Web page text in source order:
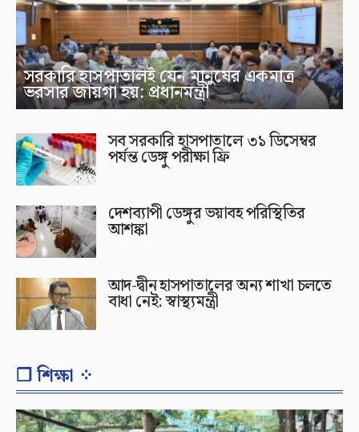
সরকারি হাসপাতালই যেন মানুষের একমাত্র
ভরসার জায়গা হয়: প্রধানমন্ত্রী
সব সরকারি হাসপাতালে ৩১ ডিসেম্বর
পর্যন্ত ডেঙ্গু পরীক্ষা ফ্রি
দেশব্যাপী ডেঙ্গুর ভয়াবহ পরিস্থিতির
আশঙ্কা
আদ-দ্বীন হাসপাতালের অন্য শাখা চলতে
বাধা নেই: স্বাস্থ্যমন্ত্রী
❐ শিক্ষা ⁘